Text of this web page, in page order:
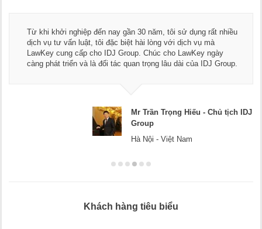
năm, tôi sử dụng rất nhiều
lòng với dịch vụ mà
Chúc cho LawKey ngày
trọng lâu dài của IDJ Group.
Trần Trọng Hiếu - Chủ tịch IDJ
Thay mặt Công ty Dương
ngũ luật sư, kế toán của
dụng dịch vụ tư vấn pháp luật
Chúc các bạn phát triển hơn,
Khách hàng tiêu biểu